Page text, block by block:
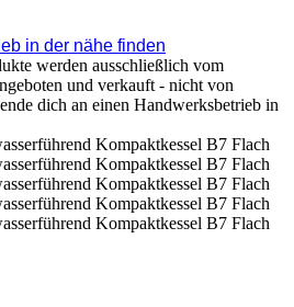
in der nähe finden
werden ausschließlich vom
und verkauft - nicht von
dich an einen Handwerksbetrieb in